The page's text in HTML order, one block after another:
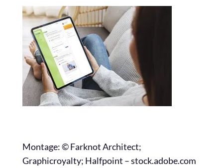
Montage: © Farknot Architect;
Graphicroyalty; Halfpoint – stock.adobe.com